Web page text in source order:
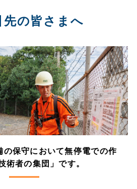
先の皆さまへ
保守において無停電での作
者の集団」です。